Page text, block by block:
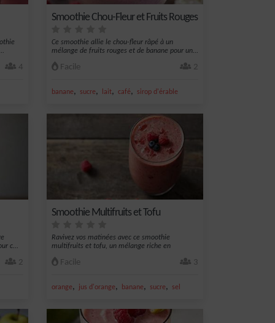
4
Smoothie Chou-Fleur et Fruits Rouges
Ce smoothie allie le chou-fleur râpé à un
mélange de fruits rouges et de banane pour un...
Facile 2
banane, sucre, lait, café, sirop d'érable
c...
2
Smoothie Multifruits et Tofu
Ravivez vos matinées avec ce smoothie
multifruits et tofu, un mélange riche en
Facile 3
orange, jus d'orange, banane, sucre, sel